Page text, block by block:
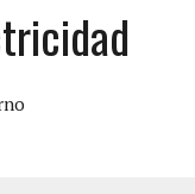
EN MONAGAS: HALLARON EL
ASESINATO DE UNA